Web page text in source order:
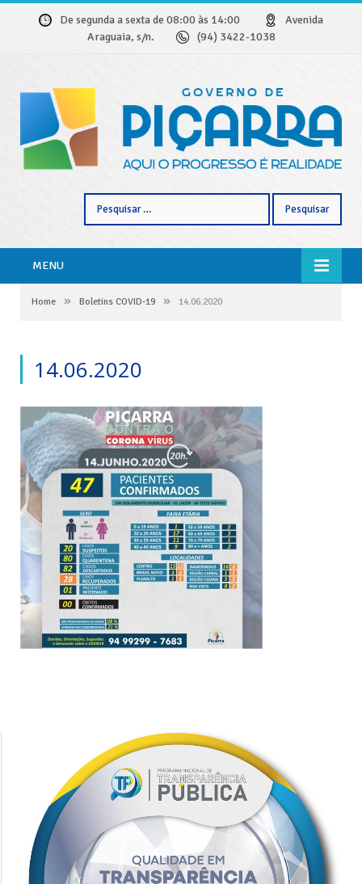
De segunda a sexta de 08:00 às 14:00
Avenida
Araguaia, s/n.
(94) 3422-1038
MENU
Home » Boletins COVID-19 » 14.06.2020
14.06.2020